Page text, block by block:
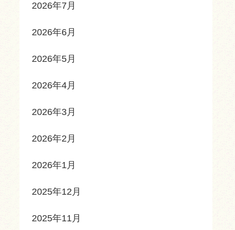
2026年7月
2026年6月
2026年5月
2026年4月
2026年3月
2026年2月
2026年1月
2025年12月
2025年11月